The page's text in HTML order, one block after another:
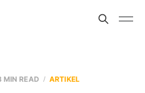
MIN READ ARTIKEL